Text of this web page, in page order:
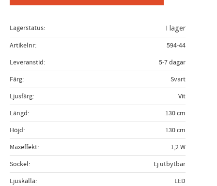
Lagerstatus
I lager
Artikelnr
594-44
Leveranstid
5-7 dagar
Färg
Svart
Ljusfärg
Vit
Längd
130 cm
Höjd
130 cm
Maxeffekt
1,2 W
Sockel
Ej utbytbar
Ljuskälla
LED